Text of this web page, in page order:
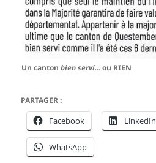
Un canton bien servi... ou RIEN
PARTAGER :
Facebook LinkedIn
WhatsApp